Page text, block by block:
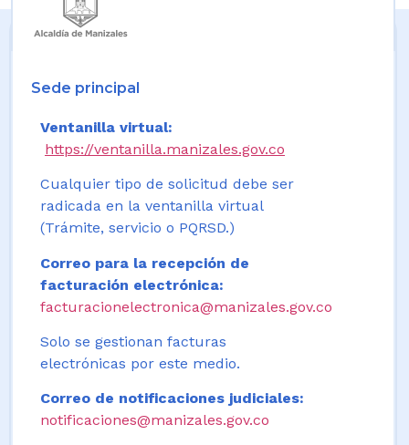
Sede principal
Ventanilla virtual:
https://ventanilla.manizales.gov.co
Cualquier tipo de solicitud debe ser
radicada en la ventanilla virtual
(Trámite, servicio o PQRSD.)
Correo para la recepción de
facturación electrónica:
facturacionelectronica@manizales.gov.co
Solo se gestionan facturas
electrónicas por este medio.
Correo de notificaciones judiciales:
notificaciones@manizales.gov.co